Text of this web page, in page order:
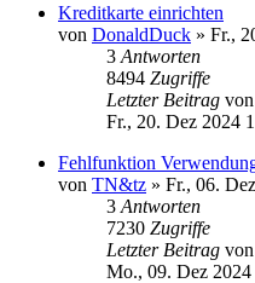
Kreditkarte einrichten
von DonaldDuck » Fr.,
3 Antworten
8494 Zugriffe
Letzter Beitrag von
Fr., 20. Dez 2024
Fehlfunktion
von TN&tz » Fr., 06.
3 Antworten
7230 Zugriffe
Letzter Beitrag von
Mo., 09. Dez 2024